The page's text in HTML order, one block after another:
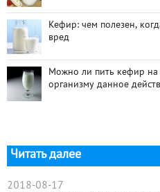
Кефир: чем полезен,
вред
Можно ли пить кефир на
организму данное
Читать далее
2018-08-17